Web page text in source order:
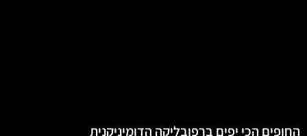
החופים הכי יפים ברפובליקה הדומיניקנית